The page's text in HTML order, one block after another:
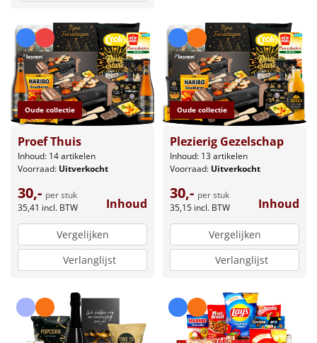
Oude collectie
Proef Thuis
Inhoud: 14 artikelen
Voorraad: Uitverkocht
30,- per stuk
35,41 incl. BTW Inhoud
Vergelijken
Verlanglijst
Oude collectie
Plezierig Gezelschap
Inhoud: 13 artikelen
Voorraad: Uitverkocht
30,- per stuk
35,15 incl. BTW Inhoud
Vergelijken
Verlanglijst